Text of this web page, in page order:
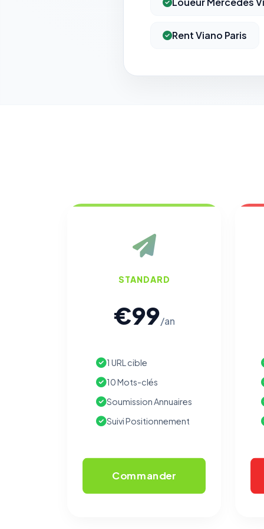
Rent Viano Paris
STANDARD
€99/an
1 URL cible
10 Mots-clés
Soumission Annuaires
Suivi Positionnement
Commander